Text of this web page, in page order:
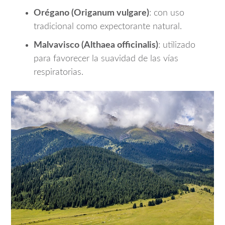
Orégano (Origanum vulgare): con uso
tradicional como expectorante natural.
Malvavisco (Althaea officinalis): utilizado
para favorecer la suavidad de las vías
respiratorias.